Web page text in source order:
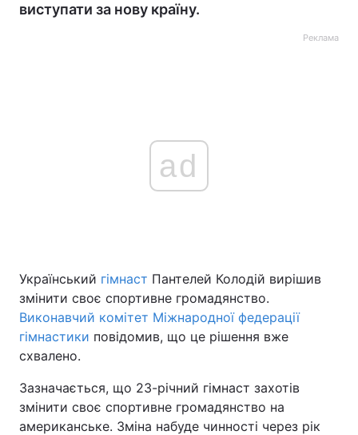
Головна Війна
Україна Політика
Економіка
Спорт Наука
Техно і зв'язок Лайт
виступати за нову країну.
Реклама
ad
Український гімнаст Пантелей Колодій вирішив
змінити своє спортивне громадянство.
Виконавчий комітет Міжнародної федерації
гімнастики повідомив, що це рішення вже
схвалено.
Зазначається, що 23-річний гімнаст захотів
змінити своє спортивне громадянство на
американське. Зміна набуде чинності через рік